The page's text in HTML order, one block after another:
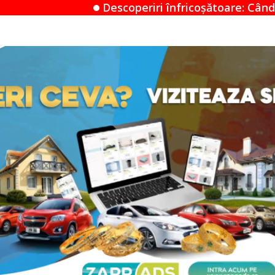
înfricoșătoare: Când un Airbnb devine